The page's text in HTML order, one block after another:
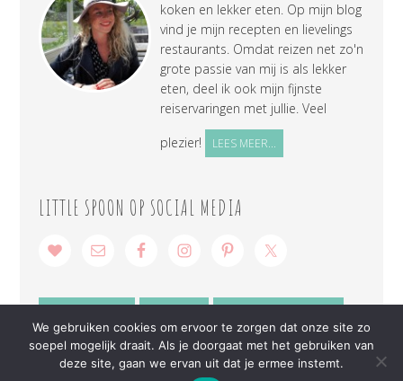
koken en lekker eten. Op mijn blog
vind je mijn recepten en lievelings
restaurants. Omdat reizen net zo'n
grote passie van mij is als lekker
eten, deel ik ook mijn fijnste
reiservaringen met jullie. Veel
plezier!
LEES MEER...
LITTLE SPOON OP SOCIAL MEDIA
We gebruiken cookies om ervoor te zorgen dat onze site zo
soepel mogelijk draait. Als je doorgaat met het gebruiken van
deze site, gaan we ervan uit dat je ermee instemt.